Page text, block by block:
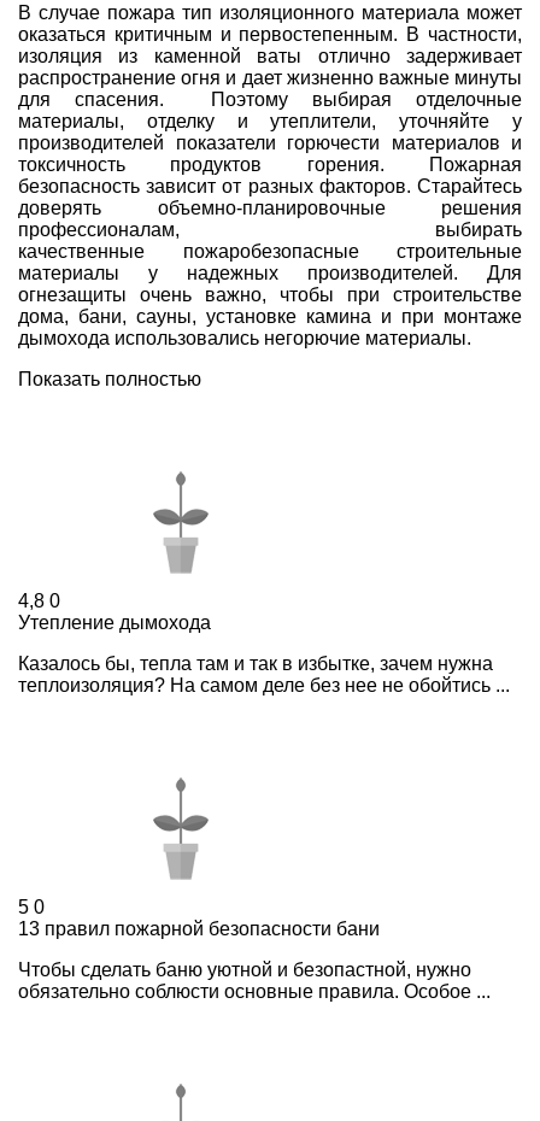
В случае пожара тип изоляционного материала может
оказаться критичным и первостепенным. В частности,
изоляция из каменной ваты отлично задерживает
распространение огня и дает жизненно важные минуты
для спасения. Поэтому выбирая отделочные
материалы, отделку и утеплители, уточняйте у
производителей показатели горючести материалов и
токсичность продуктов горения. Пожарная
безопасность зависит от разных факторов. Старайтесь
доверять объемно-планировочные решения
профессионалам, выбирать
качественные пожаробезопасные строительные
материалы у надежных производителей. Для
огнезащиты очень важно, чтобы при строительстве
дома, бани, сауны, установке камина и при монтаже
дымохода использовались негорючие материалы.
Показать полностью
4,8 0
Утепление дымохода
Казалось бы, тепла там и так в избытке, зачем нужна
теплоизоляция? На самом деле без нее не обойтись ...
5 0
13 правил пожарной безопасности бани
Чтобы сделать баню уютной и безопастной, нужно
обязательно соблюсти основные правила. Особое ...